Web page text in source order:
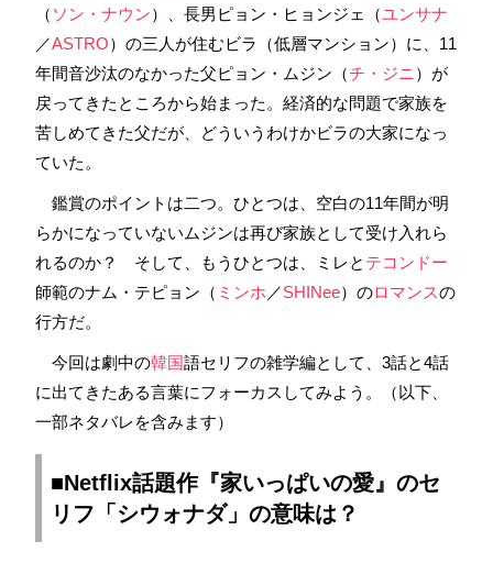
（ ソン・ナウン）、長男ピョン・ヒョンジェ（ユンサナ
／ASTRO）の三人が住むビラ（低層マンション）に、11
年間音沙汰のなかった父ピョン・ムジン（チ・ジニ ）が
戻ってきたところから始まった。経済的な問題で家族を
苦しめてきた父だが、どういうわけかビラの大家になっ
ていた。
鑑賞のポイントは二つ。ひとつは、空白の11年間が明
らかになっていないムジンは再び家族として受け入れら
れるのか？ そして、もうひとつは、ミレと テコンドー
師範のナム・テピョン（ ミンホ ／SHINee）のロマンスの
行方だ。
今回は劇中の韓国語セリフの雑学編として、3話と4話
に出てきたある言葉にフォーカスしてみよう。（以下、
一部ネタバレを含みます）
■Netflix話題作『家いっぱいの愛』のセ
リフ「シウォナダ」の意味は？